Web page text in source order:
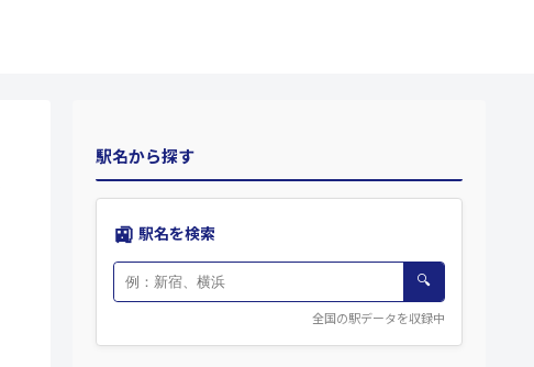
駅名から探す
🚉 駅名を検索
🔍
全国の駅データを収録中